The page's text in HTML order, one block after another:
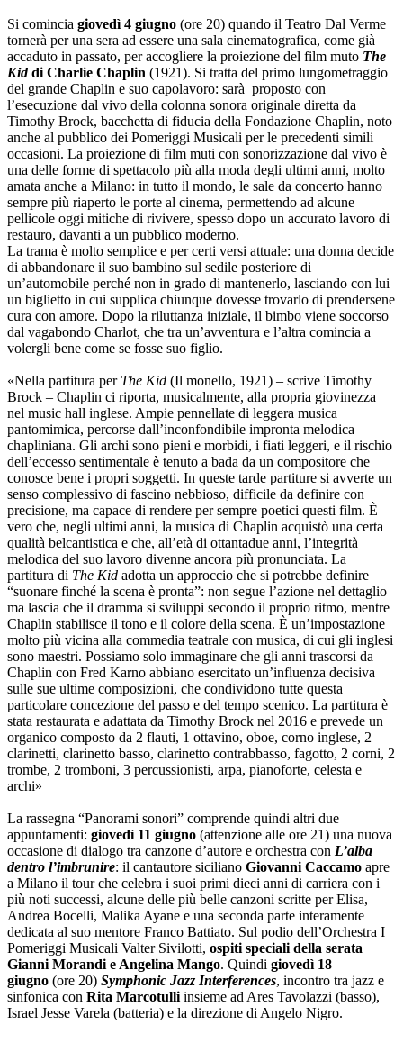
Si comincia giovedì 4 giugno (ore 20) quando il Teatro Dal Verme
tornerà per una sera ad essere una sala cinematografica, come già
accaduto in passato, per accogliere la proiezione del film muto The
Kiddi Charlie Chaplin (1921). Si tratta del primo lungometraggio
del grande Chaplin e suo capolavoro: sarà proposto con
l’esecuzione dal vivo della colonna sonora originale diretta da
Timothy Brock, bacchetta di fiducia della Fondazione Chaplin, noto
anche al pubblico dei Pomeriggi Musicali per le precedenti simili
occasioni. La proiezione di film muti con sonorizzazione dal vivo è
una delle forme di spettacolo più alla moda degli ultimi anni, molto
amata anche a Milano: in tutto il mondo, le sale da concerto hanno
sempre più riaperto le porte al cinema, permettendo ad alcune
pellicole oggi mitiche di rivivere, spesso dopo un accurato lavoro di
restauro, davanti a un pubblico moderno.
La trama è molto semplice e per certi versi attuale: una donna decide
di abbandonare il suo bambino sul sedile posteriore di
un’automobile perché non in grado di mantenerlo, lasciando con lui
un biglietto in cui supplica chiunque dovesse trovarlo di prendersene
cura con amore. Dopo la riluttanza iniziale, il bimbo viene soccorso
dal vagabondo Charlot, che tra un’avventura e l’altra comincia a
volergli bene come se fosse suo figlio.
«Nella partitura per The Kid (Il monello, 1921) – scrive Timothy
Brock – Chaplin ci riporta, musicalmente, alla propria giovinezza
nel music hall inglese. Ampie pennellate di leggera musica
pantomimica, percorse dall’inconfondibile impronta melodica
chapliniana. Gli archi sono pieni e morbidi, i fiati leggeri, e il rischio
dell’eccesso sentimentale è tenuto a bada da un compositore che
conosce bene i propri soggetti. In queste tarde partiture si avverte un
senso complessivo di fascino nebbioso, difficile da definire con
precisione, ma capace di rendere per sempre poetici questi film. È
vero che, negli ultimi anni, la musica di Chaplin acquistò una certa
qualità belcantistica e che, all’età di ottantadue anni, l’integrità
melodica del suo lavoro divenne ancora più pronunciata. La
partitura di The Kid adotta un approccio che si potrebbe definire
“suonare finché la scena è pronta”: non segue l’azione nel dettaglio
ma lascia che il dramma si sviluppi secondo il proprio ritmo, mentre
Chaplin stabilisce il tono e il colore della scena. È un’impostazione
molto più vicina alla commedia teatrale con musica, di cui gli inglesi
sono maestri. Possiamo solo immaginare che gli anni trascorsi da
Chaplin con Fred Karno abbiano esercitato un’influenza decisiva
sulle sue ultime composizioni, che condividono tutte questa
particolare concezione del passo e del tempo scenico. La partitura è
stata restaurata e adattata da Timothy Brock nel 2016 e prevede un
organico composto da 2 flauti, 1 ottavino, oboe, corno inglese, 2
clarinetti, clarinetto basso, clarinetto contrabbasso, fagotto, 2 corni, 2
trombe, 2 tromboni, 3 percussionisti, arpa, pianoforte, celesta e
archi»
La rassegna “Panorami sonori” comprende quindi altri due
appuntamenti: giovedì 11 giugno (attenzione alle ore 21) una nuova
occasione di dialogo tra canzone d’autore e orchestra con L’alba
dentro l’imbrunire: il cantautore siciliano Giovanni Caccamo apre
a Milano il tour che celebra i suoi primi dieci anni di carriera con i
più noti successi, alcune delle più belle canzoni scritte per Elisa,
Andrea Bocelli, Malika Ayane e una seconda parte interamente
dedicata al suo mentore Franco Battiato. Sul podio dell’Orchestra I
Pomeriggi Musicali Valter Sivilotti, ospiti speciali della serata
Gianni Morandi e Angelina Mango. Quindi giovedì 18
giugno (ore 20) Symphonic Jazz Interferences, incontro tra jazz e
sinfonica con Rita Marcotulli insieme ad Ares Tavolazzi (basso),
Israel Jesse Varela (batteria) e la direzione di Angelo Nigro.